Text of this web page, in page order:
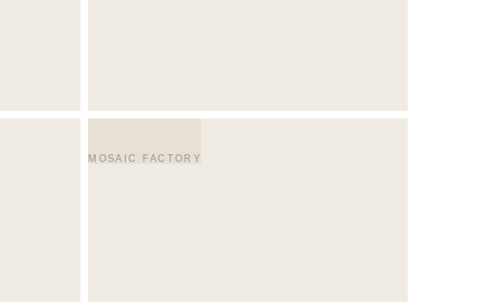
MOSAIC FACTORY